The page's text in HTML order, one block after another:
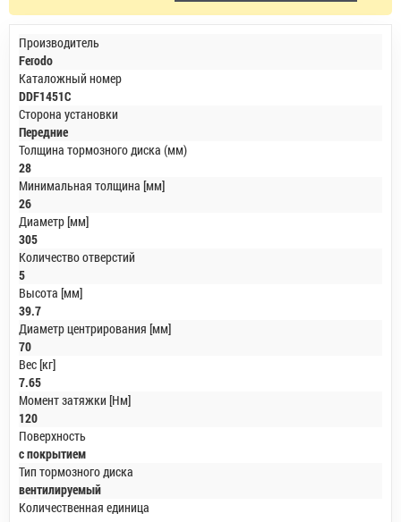
Производитель
Ferodo
Каталожный номер
DDF1451C
Сторона установки
Передние
Толщина тормозного диска (мм)
28
Минимальная толщина [мм]
26
Диаметр [мм]
305
Количество отверстий
5
Высота [мм]
39.7
Диаметр центрирования [мм]
70
Вес [кг]
7.65
Момент затяжки [Нм]
120
Поверхность
с покрытием
Тип тормозного диска
вентилируемый
Количественная единица